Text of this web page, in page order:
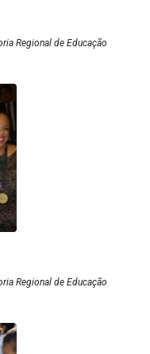
Regional de Educação
Regional de Educação